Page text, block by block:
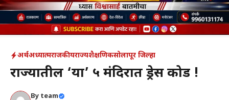
अर्थअध्यात्मराजकीयराज्यशैक्षणिकसोलापूर जिल्हा
राज्यातील ‘या’ ५ मंदिरात ड्रेस कोड !
By team